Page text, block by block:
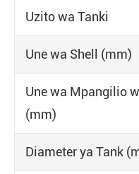
Uzito wa Tanki
Une wa Shell (mm)
Une wa Mpangilio
(mm)
Diameter ya Tank